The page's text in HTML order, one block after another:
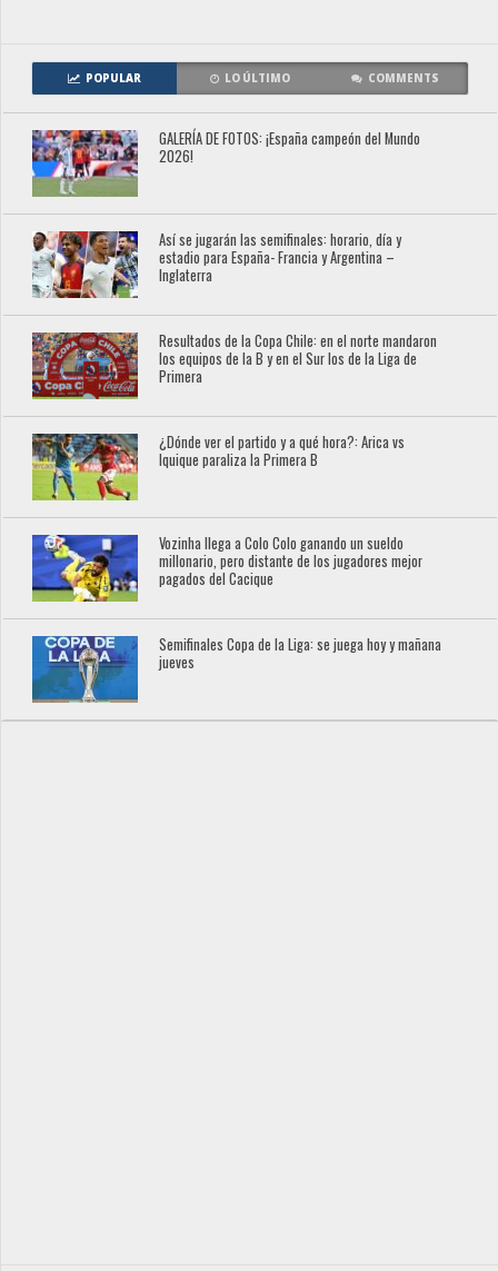
POPULAR LO ÚLTIMO COMMENTS
GALERÍA DE FOTOS: ¡España campeón del Mundo
2026!
Así se jugarán las semifinales: horario, día y
estadio para España- Francia y Argentina –
Inglaterra
Resultados de la Copa Chile: en el norte mandaron
los equipos de la B y en el Sur los de la Liga de
Primera
¿Dónde ver el partido y a qué hora?: Arica vs
Iquique paraliza la Primera B
Vozinha llega a Colo Colo ganando un sueldo
millonario, pero distante de los jugadores mejor
pagados del Cacique
Semifinales Copa de la Liga: se juega hoy y mañana
jueves